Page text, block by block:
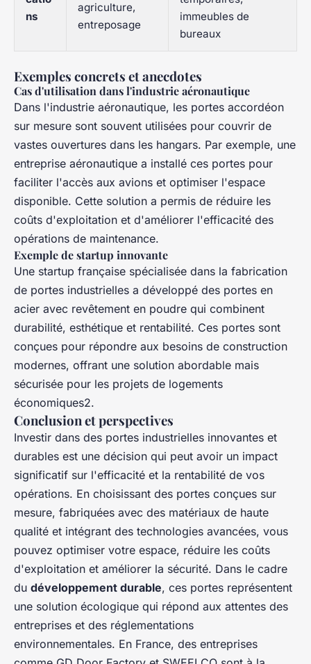
ns
agriculture,
entreposage
immeubles de
bureaux
Exemples concrets et anecdotes
Cas d'utilisation dans l'industrie aéronautique
Dans l'industrie aéronautique, les portes accordéon
sur mesure sont souvent utilisées pour couvrir de
vastes ouvertures dans les hangars. Par exemple, une
entreprise aéronautique a installé ces portes pour
faciliter l'accès aux avions et optimiser l'espace
disponible. Cette solution a permis de réduire les
coûts d'exploitation et d'améliorer l'efficacité des
opérations de maintenance.
Exemple de startup innovante
Une startup française spécialisée dans la fabrication
de portes industrielles a développé des portes en
acier avec revêtement en poudre qui combinent
durabilité, esthétique et rentabilité. Ces portes sont
conçues pour répondre aux besoins de construction
modernes, offrant une solution abordable mais
sécurisée pour les projets de logements
économiques2.
Conclusion et perspectives
Investir dans des portes industrielles innovantes et
durables est une décision qui peut avoir un impact
significatif sur l'efficacité et la rentabilité de vos
opérations. En choisissant des portes conçues sur
mesure, fabriquées avec des matériaux de haute
qualité et intégrant des technologies avancées, vous
pouvez optimiser votre espace, réduire les coûts
d'exploitation et améliorer la sécurité. Dans le cadre
du développement durable, ces portes représentent
une solution écologique qui répond aux attentes des
entreprises et des réglementations
environnementales. En France, des entreprises